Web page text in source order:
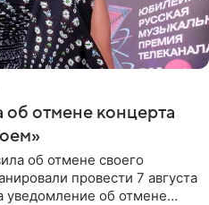
отмене концерта
об отмене своего
провести 7 августа
уведомление об отмене